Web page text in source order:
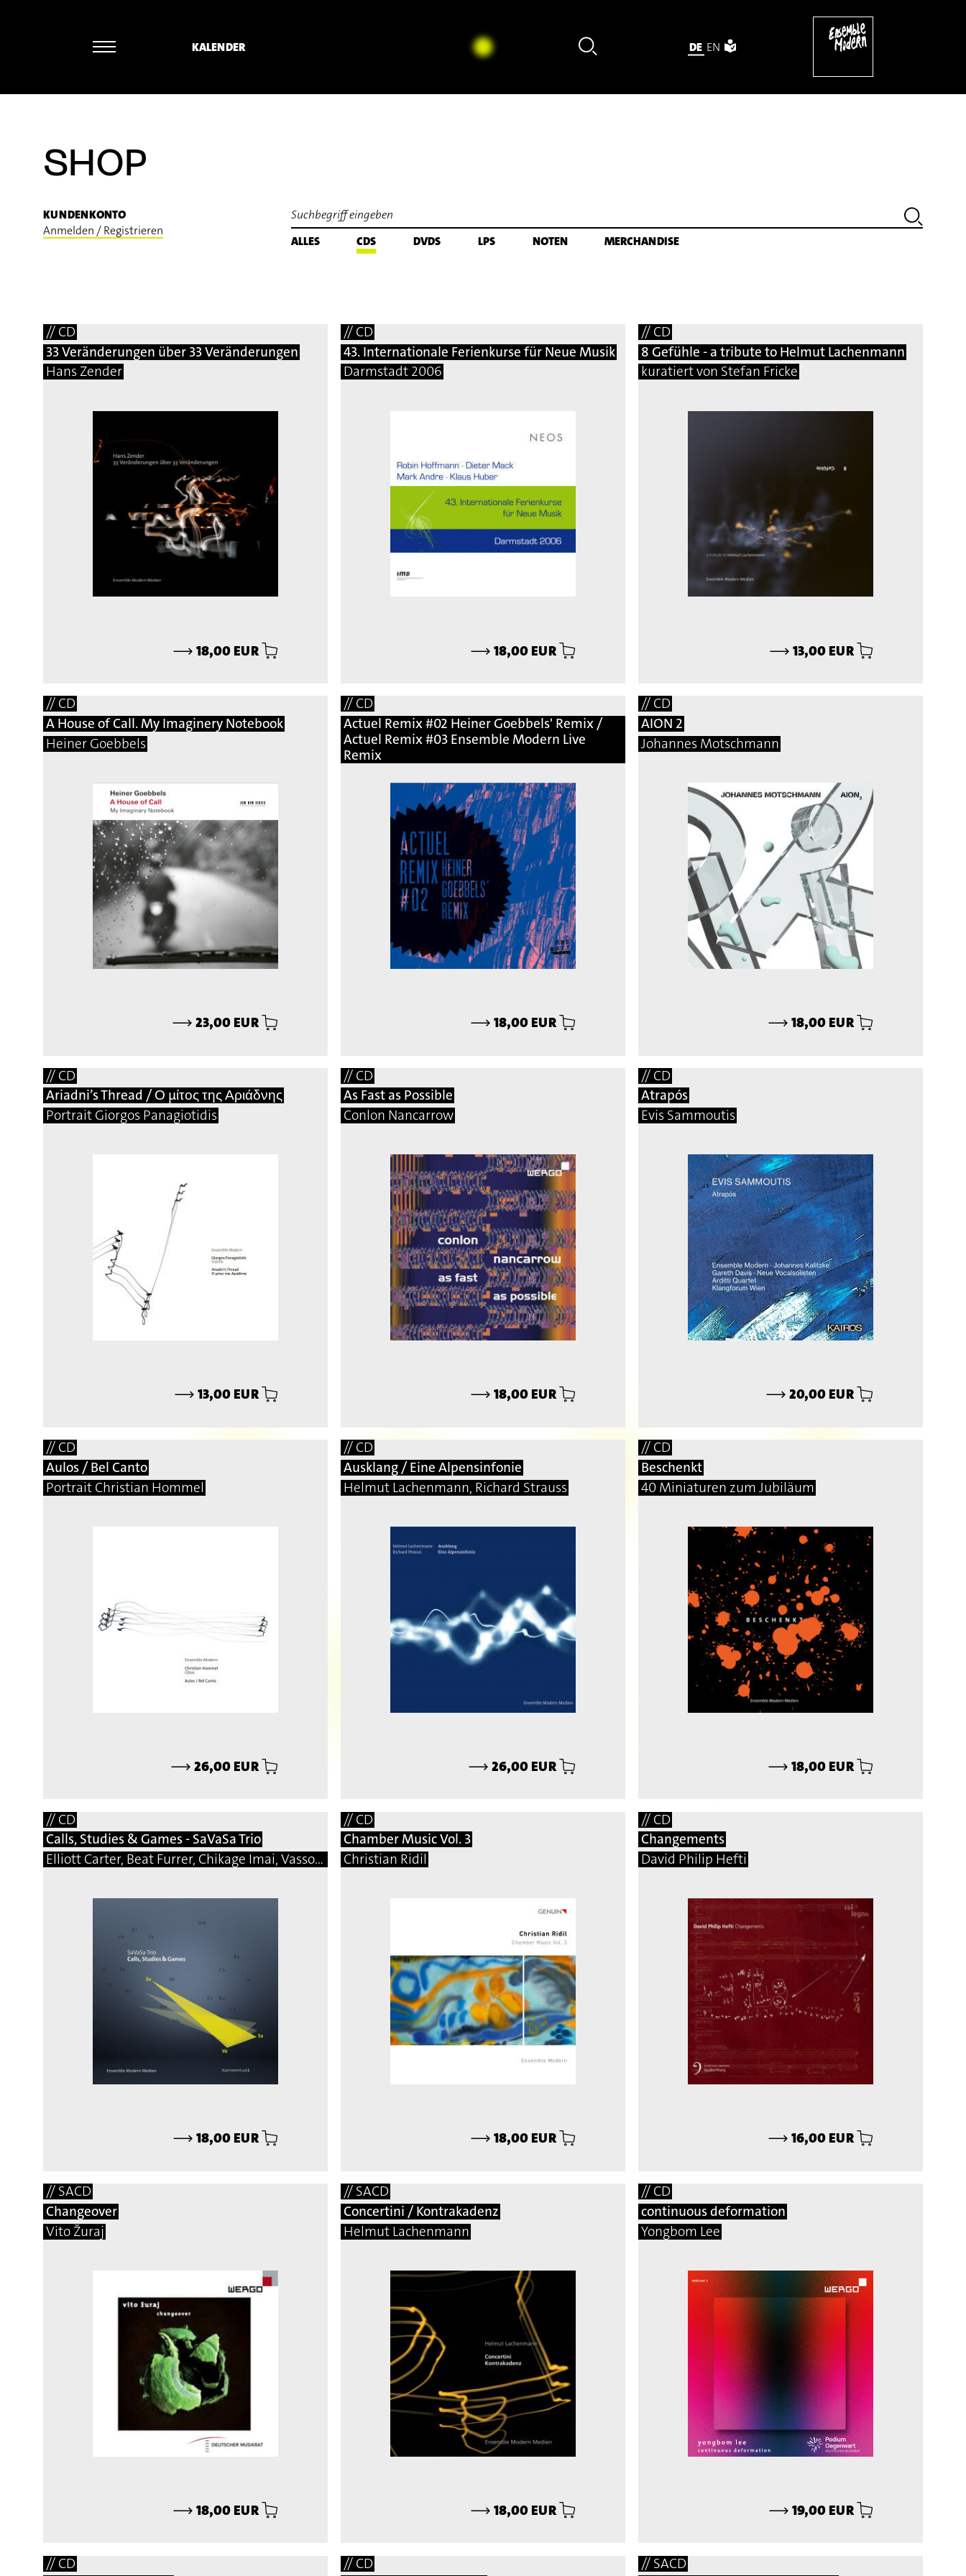
KALENDER DE EN
SHOP
KUNDENKONTO
Anmelden / Registrieren
ALLES CDS DVDS LPS NOTEN MERCHANDISE
// CD
33 Veränderungen über 33 Veränderungen
Hans Zender
⟶ 18,00 EUR
// CD
43. Internationale Ferienkurse für Neue Musik
Darmstadt 2006
⟶ 18,00 EUR
// CD
8 Gefühle - a tribute to Helmut Lachenmann
kuratiert von Stefan Fricke
⟶ 13,00 EUR
// CD
A House of Call. My Imaginery Notebook
Heiner Goebbels
⟶ 23,00 EUR
// CD
Actuel Remix #02 Heiner Goebbels' Remix /
Actuel Remix #03 Ensemble Modern Live
Remix
⟶ 18,00 EUR
// CD
AION 2
Johannes Motschmann
⟶ 18,00 EUR
// CD
Ariadni’s Thread / Ο μίτος της Αριάδνης
Portrait Giorgos Panagiotidis
⟶ 13,00 EUR
// CD
As Fast as Possible
Conlon Nancarrow
⟶ 18,00 EUR
// CD
Atrapós
Evis Sammoutis
⟶ 20,00 EUR
// CD
Aulos / Bel Canto
Portrait Christian Hommel
⟶ 26,00 EUR
// CD
Ausklang / Eine Alpensinfonie
Helmut Lachenmann, Richard Strauss
⟶ 26,00 EUR
// CD
Beschenkt
40 Miniaturen zum Jubiläum
⟶ 18,00 EUR
// CD
Calls, Studies & Games - SaVaSa Trio
Elliott Carter, Beat Furrer, Chikage Imai, Vassos Nicolaou, Matej Bonin, Bernhard Gander, Manfred Trojahn, Vito Žuraj, Marcelo Perticone, Steingrimur Rohloff, Márton Illés, Natalio Sued, Damon Thomas Lee, Hermann Kretzschmar, Martin Matalon, Adalberto Vidal
⟶ 18,00 EUR
// CD
Chamber Music Vol. 3
Christian Ridil
⟶ 18,00 EUR
// CD
Changements
David Philip Hefti
⟶ 16,00 EUR
// SACD
Changeover
Vito Žuraj
⟶ 18,00 EUR
// SACD
Concertini / Kontrakadenz
Helmut Lachenmann
⟶ 18,00 EUR
// CD
continuous deformation
Yongbom Lee
⟶ 19,00 EUR
// CD
// CD
// SACD